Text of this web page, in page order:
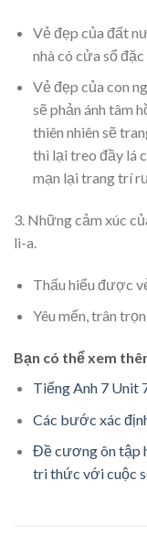
Vẻ đẹp của đất
nhà có cửa sổ
Vẻ đẹp của con
sẽ phản ánh tâm
thiên nhiên sẽ
thì lại treo đầy lá
mạn lại trang trí
3. Những cảm xúc
li-a.
Thấu hiểu được
Yêu mến, trân
Bạn có thể xem
Tiếng Anh 7 Unit
Các bước xác
Đề cương ôn tập
tri thức với cuộc